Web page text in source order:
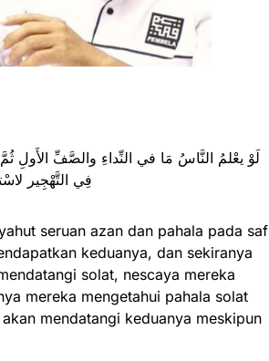
فِي التَّهْجِير
seruan azan dan pahala pada saf
keduanya, dan sekiranya
solat, nescaya mereka
mereka mengetahui pahala solat
mendatangi keduanya meskipun